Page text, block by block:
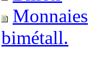
Monnaies
bimétall.